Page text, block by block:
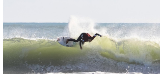
気象情報
ニュース
サーフィンエリアガイド
コラム
トラベル
ショップ情報